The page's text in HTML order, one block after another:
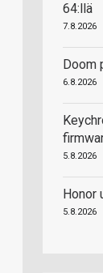
64:llä
7.8.2026
Doom
6.8.2026
5.8.2026
Honor
5.8.2026